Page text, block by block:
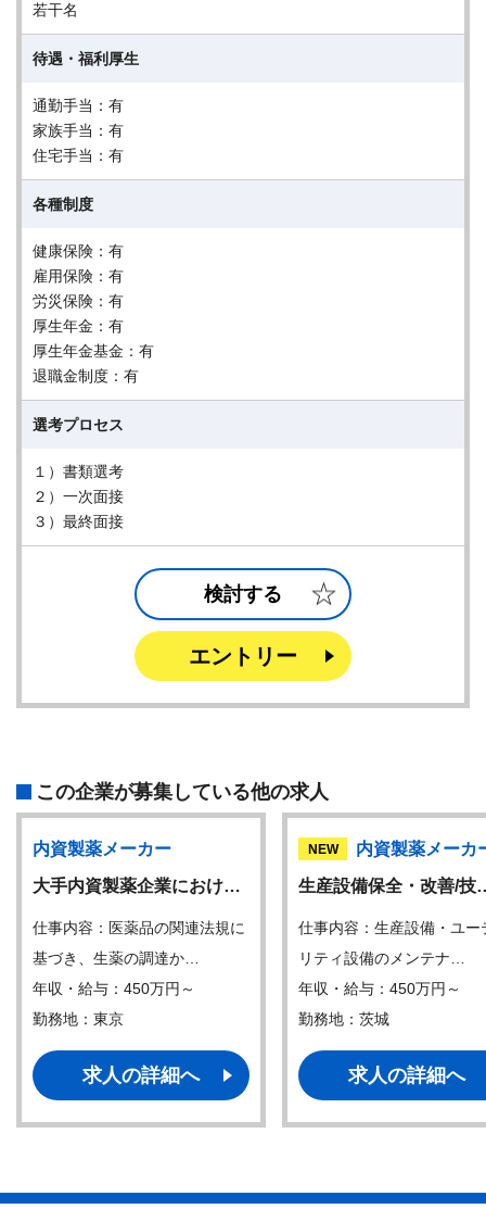
若干名
待遇・福利厚生
通勤手当：有
家族手当：有
住宅手当：有
各種制度
健康保険：有
雇用保険：有
労災保険：有
厚生年金：有
厚生年金基金：有
退職金制度：有
選考プロセス
１）書類選考
２）一次面接
３）最終面接
検討する
エントリー
この企業が募集している他の求人
内資製薬メーカー
大手内資製薬企業におけ…
仕事内容：医薬品の関連法規に
基づき、生薬の調達か…
年収・給与：450万円～
勤務地：東京
求人の詳細へ
NEW
内資製薬メーカ
生産設備保全・改善/
仕事内容：生産設備・ユー
リティ設備のメンテナ…
年収・給与：450万円～
勤務地：茨城
求人の詳細へ